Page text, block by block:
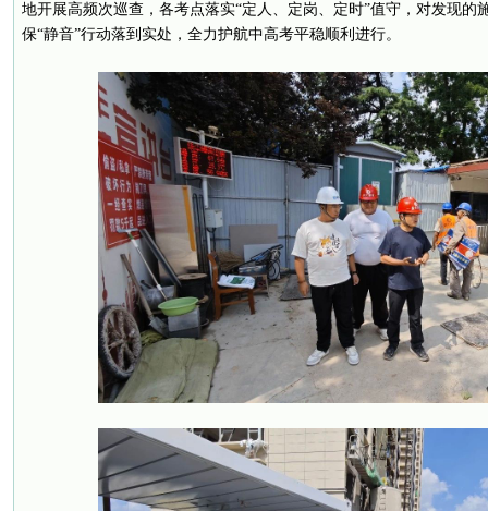
地开展高频次巡查，各考点落实“定人、定岗、定时”值守，对发现的
保“静音”行动落到实处，全力护航中高考平稳顺利进行。